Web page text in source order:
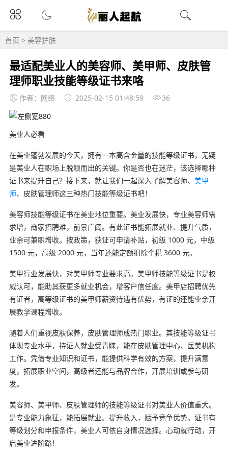
首页 > 美容护肤
最适配美业人的美容师、美甲师、皮肤管
理师职业技能等级证书来咯
作者：网络 2025-02-15 01:48:59 36
美业人必看
在美业蓬勃发展的今天，拥有一本高含金量的技能等级证书，无疑
是美业人在职场上脱颖而出的关键。你是否也在迷茫，该选择哪种
证书来提升自己？接下来，就让我们一起深入了解美容师、 美甲
师、皮肤管理师这三种热门技能等级证书吧！
美容师技能等级证书在美业地位重要。美业发展快，专业美容师需
求增，商家招聘难，前景广阔。有此证书能拓展就业、提升气质，
业余可兼职增收。按政策，获证可申请补贴，初级 1000 元，中级
1500 元，高级 2000 元，当年还能定额扣除个税 3600 元。
美甲行业发展快，对美甲师专业要求高。美甲师技能等级证书是权
威认可，能助其获更多就业机会，增客户信任度。美甲店招聘优先
有证者，高等级证书的美甲师薪资待遇有优势，有证的还能业余开
展教学课程增收。
随着人们重视皮肤保养，皮肤管理师成热门职业。其技能等级证书
体现专业水平，持证人就业受青睐，能在皮肤管理中心、医美机构
工作。凭借专业知识和证书，能提供科学有效的方案，提升满意
度，拓展职业空间，高级者还能与品牌合作，开展培训或参与研
发。
美容师、美甲师、皮肤管理师的技能等级证书对美业人价值重大。
是专业能力象征，能拓展就业、提升收入，赋予竞争优势。证书有
等级划分和申报条件，美业人可依自身情况选择。心动就行动，开
启美业进阶路！